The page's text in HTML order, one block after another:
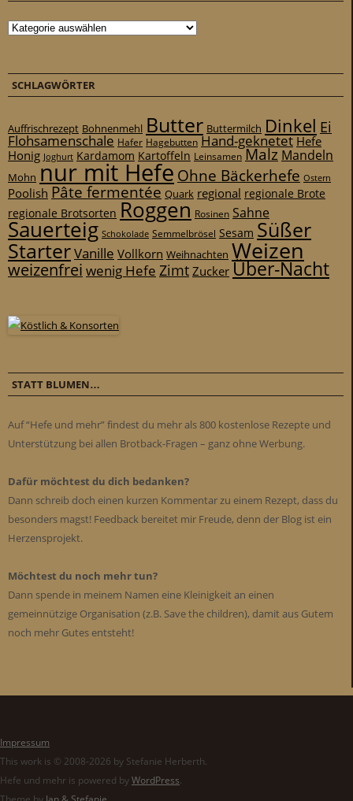
Kategorien
SCHLAGWÖRTER
Auffrischrezept Bohnenmehl Butter Buttermilch Dinkel Ei
Flohsamenschale Hafer Hagebutten Hand-geknetet Hefe
Honig Joghurt Kardamom Kartoffeln Leinsamen Malz Mandeln
Mohn nur mit Hefe Ohne Bäckerhefe Ostern
Poolish Pâte fermentée Quark regional regionale Brote
regionale Brotsorten Roggen Rosinen Sahne
Sauerteig Schokolade Semmelbrösel Sesam Süßer
StarterVanille Vollkorn Weihnachten Weizen
weizenfrei wenig Hefe ZimtZuckerÜber-Nacht
STATT BLUMEN…
Auf “Hefe und mehr” findest du mehr als 800 kostenlose Rezepte und
Unterstützung bei allen Brotback-Fragen – ganz ohne Werbung.
Dafür möchtest du dich bedanken?
Dann schreib doch einen kurzen Kommentar zu einem Rezept, dass du
besonders magst! Feedback bereitet mir Freude, denn der Blog ist ein
Herzensprojekt.
Möchtest du noch mehr tun?
Dann spende in meinem Namen eine Kleinigkeit an einen
gemeinnützige Organisation (z.B. Save the children), damit aus Gutem
noch mehr Gutes entsteht!
Impressum
This work is © 2008-2026 by Stefanie Herberth.
Hefe und mehr is powered byWordPress.